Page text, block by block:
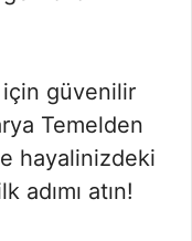
için güvenilir
Temelden
hayalinizdeki
adımı atın!